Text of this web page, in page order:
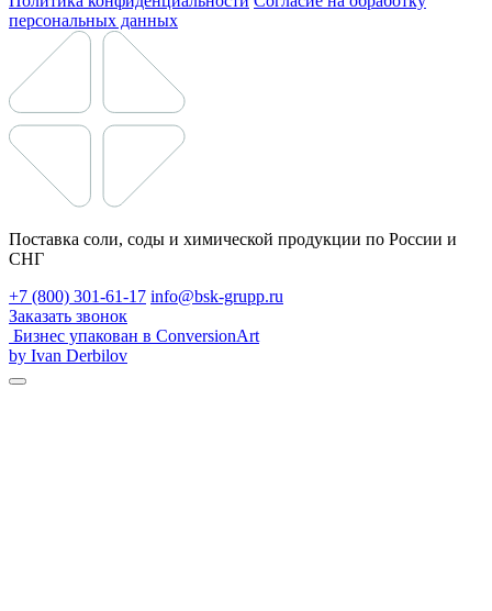
персональных данных
Поставка соли, соды и химической продукции по России и
СНГ
+7 (800) 301-61-17 info@bsk-grupp.ru
Заказать звонок
Бизнес упакован в ConversionArt
by Ivan Derbilov